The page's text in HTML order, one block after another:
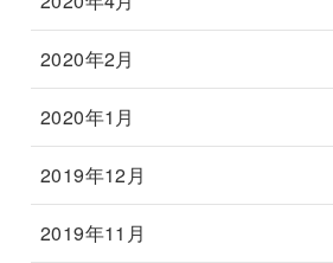
2020年2月
2020年1月
2019年12月
2019年11月